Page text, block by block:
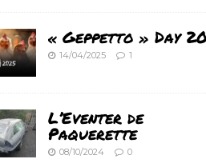
« Geppetto » Day
14/04/2025 1
L’Eventer de
Paquerette
08/10/2024 0